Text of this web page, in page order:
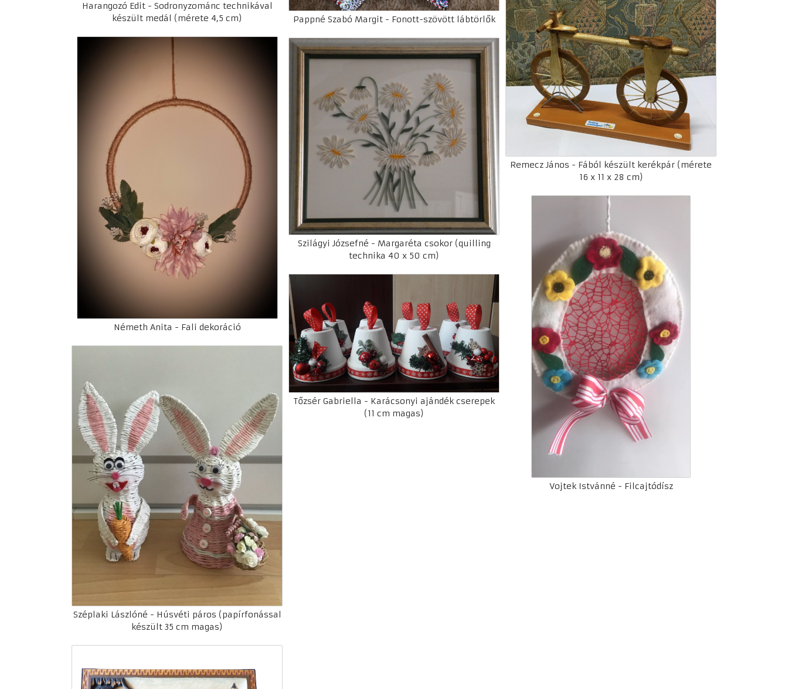
Harangozó Edit - Sodronyzománc technikával
készült medál (mérete 4,5 cm)
Németh Anita - Fali dekoráció
Széplaki Lászlóné - Húsvéti páros (papírfonással
készült 35 cm magas)
Pappné Szabó Margit - Fonott-szövött lábtörlők
Szilágyi Józsefné - Margaréta csokor (quilling
technika 40 x 50 cm)
Tőzsér Gabriella - Karácsonyi ajándék cserepek
(11 cm magas)
Remecz János - Fából készült kerékpár (mérete
16 x 11 x 28 cm)
Vojtek Istvánné - Filcajtódísz